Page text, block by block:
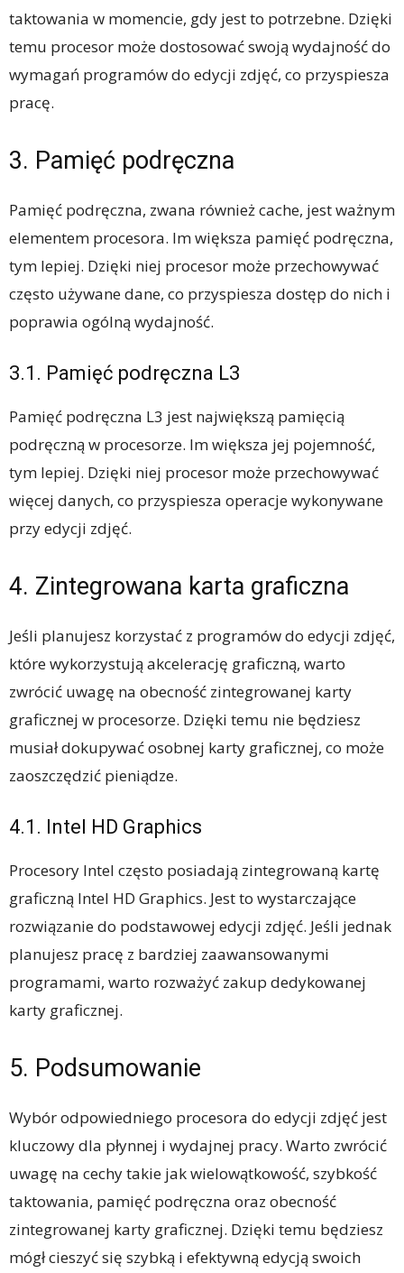
taktowania w momencie, gdy jest to potrzebne. Dzięki
temu procesor może dostosować swoją wydajność do
wymagań programów do edycji zdjęć, co przyspiesza
pracę.
3. Pamięć podręczna
Pamięć podręczna, zwana również cache, jest ważnym
elementem procesora. Im większa pamięć podręczna,
tym lepiej. Dzięki niej procesor może przechowywać
często używane dane, co przyspiesza dostęp do nich i
poprawia ogólną wydajność.
3.1. Pamięć podręczna L3
Pamięć podręczna L3 jest największą pamięcią
podręczną w procesorze. Im większa jej pojemność,
tym lepiej. Dzięki niej procesor może przechowywać
więcej danych, co przyspiesza operacje wykonywane
przy edycji zdjęć.
4. Zintegrowana karta graficzna
Jeśli planujesz korzystać z programów do edycji zdjęć,
które wykorzystują akcelerację graficzną, warto
zwrócić uwagę na obecność zintegrowanej karty
graficznej w procesorze. Dzięki temu nie będziesz
musiał dokupywać osobnej karty graficznej, co może
zaoszczędzić pieniądze.
4.1. Intel HD Graphics
Procesory Intel często posiadają zintegrowaną kartę
graficzną Intel HD Graphics. Jest to wystarczające
rozwiązanie do podstawowej edycji zdjęć. Jeśli jednak
planujesz pracę z bardziej zaawansowanymi
programami, warto rozważyć zakup dedykowanej
karty graficznej.
5. Podsumowanie
Wybór odpowiedniego procesora do edycji zdjęć jest
kluczowy dla płynnej i wydajnej pracy. Warto zwrócić
uwagę na cechy takie jak wielowątkowość, szybkość
taktowania, pamięć podręczna oraz obecność
zintegrowanej karty graficznej. Dzięki temu będziesz
mógł cieszyć się szybką i efektywną edycją swoich